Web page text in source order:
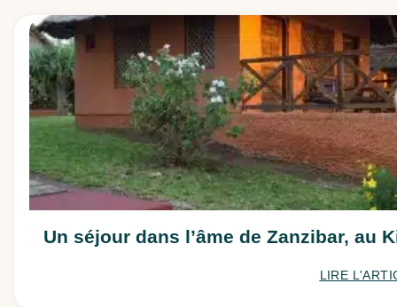
Un séjour dans l’âme de Zanzibar, au
LIRE